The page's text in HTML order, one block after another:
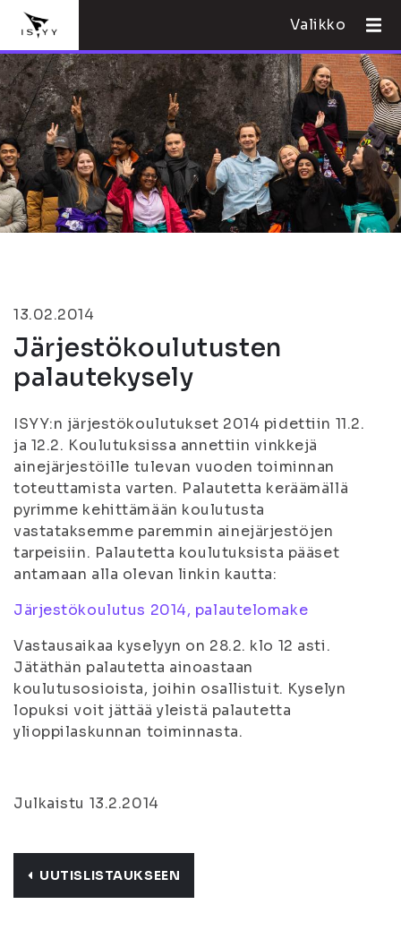
Valikko
13.02.2014
Järjestökoulutusten
palautekysely
ISYY:n järjestökoulutukset 2014 pidettiin 11.2.
ja 12.2. Koulutuksissa annettiin vinkkejä
ainejärjestöille tulevan vuoden toiminnan
toteuttamista varten. Palautetta keräämällä
pyrimme kehittämään koulutusta
vastataksemme paremmin ainejärjestöjen
tarpeisiin. Palautetta koulutuksista pääset
antamaan alla olevan linkin kautta:
Järjestökoulutus 2014, palautelomake
Vastausaikaa kyselyyn on 28.2. klo 12 asti.
Jätäthän palautetta ainoastaan
koulutusosioista, joihin osallistuit. Kyselyn
lopuksi voit jättää yleistä palautetta
ylioppilaskunnan toiminnasta.
Julkaistu 13.2.2014
UUTISLISTAUKSEEN